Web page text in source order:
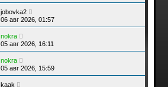
jobovka2
06 авг 2026, 01:57
nokra
05 авг 2026, 16:11
nokra
05 авг 2026, 15:59
kaak